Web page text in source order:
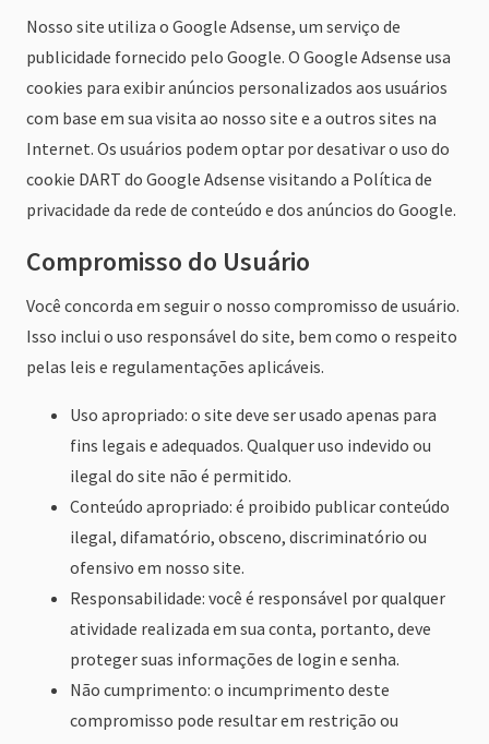
Nosso site utiliza o Google Adsense, um serviço de
publicidade fornecido pelo Google. O Google Adsense usa
cookies para exibir anúncios personalizados aos usuários
com base em sua visita ao nosso site e a outros sites na
Internet. Os usuários podem optar por desativar o uso do
cookie DART do Google Adsense visitando a Política de
privacidade da rede de conteúdo e dos anúncios do Google.
Compromisso do Usuário
Você concorda em seguir o nosso compromisso de usuário.
Isso inclui o uso responsável do site, bem como o respeito
pelas leis e regulamentações aplicáveis.
Uso apropriado: o site deve ser usado apenas para
fins legais e adequados. Qualquer uso indevido ou
ilegal do site não é permitido.
Conteúdo apropriado: é proibido publicar conteúdo
ilegal, difamatório, obsceno, discriminatório ou
ofensivo em nosso site.
Responsabilidade: você é responsável por qualquer
atividade realizada em sua conta, portanto, deve
proteger suas informações de login e senha.
Não cumprimento: o incumprimento deste
compromisso pode resultar em restrição ou